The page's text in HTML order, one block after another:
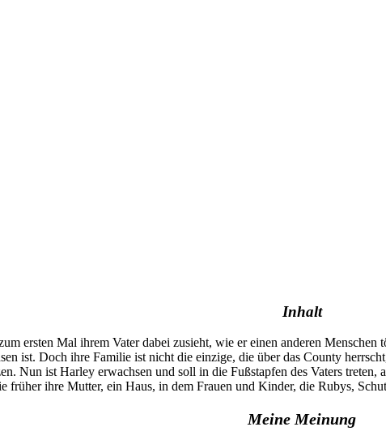
Inhalt
ersten Mal ihrem Vater dabei zusieht, wie er einen anderen
ist. Doch ihre Familie ist nicht die einzige, die über das County
Nun ist Harley erwachsen und soll in die Fußstapfen des Vaters
früher ihre Mutter, ein Haus, in dem Frauen und Kinder, die Rubys,
Meine Meinung